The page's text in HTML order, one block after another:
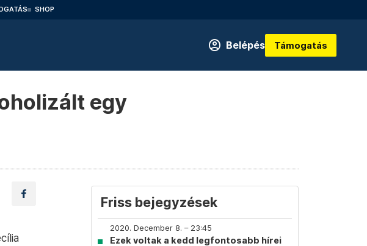
SHOP
Belépés Támogatás
egy
Friss bejegyzések
2020. December 8. – 23:45
Ezek voltak a kedd legfontosabb hírei